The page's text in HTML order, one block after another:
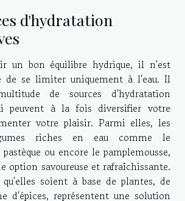
d'hydratation
un bon équilibre hydrique, il n'est
de se limiter uniquement à l'eau. Il
de sources d'hydratation
peuvent à la fois diversifier votre
votre plaisir. Parmi elles, les
riches en eau comme le
ou encore le pamplemousse,
option savoureuse et rafraîchissante.
soient à base de plantes, de
d'épices, représentent une solution